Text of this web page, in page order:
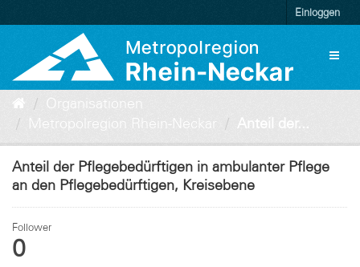
zum
Einloggen
Organisationen
Metropolregion Rhein-Neckar
Anteil der...
Anteil der Pflegebedürftigen in ambulanter Pflege
an den Pflegebedürftigen, Kreisebene
Follower
0